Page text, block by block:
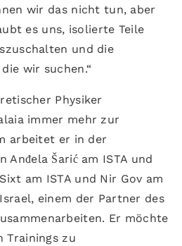
wir das nicht tun, aber
es uns, isolierte Teile
und die
wir suchen.“
Physiker
immer mehr zur
arbeitet er in der
Anđela Šarić am ISTA und
am ISTA und Nir Gov am
einem der Partner des
Er möchte
Trainings zu